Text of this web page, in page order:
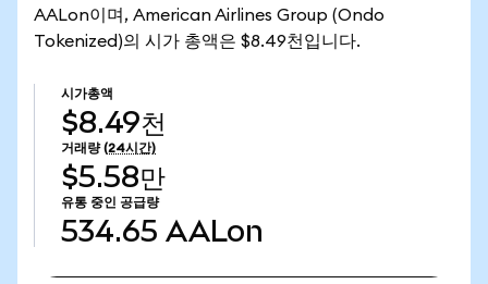
AALon이며, American Airlines Group (Ondo
Tokenized)의 시가 총액은 $8.49천입니다.
시가총액
$8.49천
거래량 (24시간)
$5.58만
유통 중인 공급량
534.65 AALon